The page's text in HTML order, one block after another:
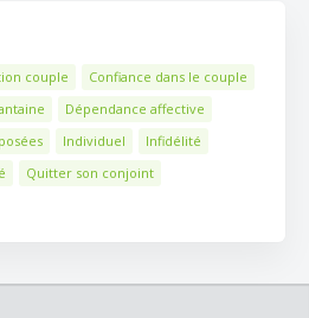
couple
Confiance dans le couple
Dépendance affective
Individuel
Infidélité
Quitter son conjoint